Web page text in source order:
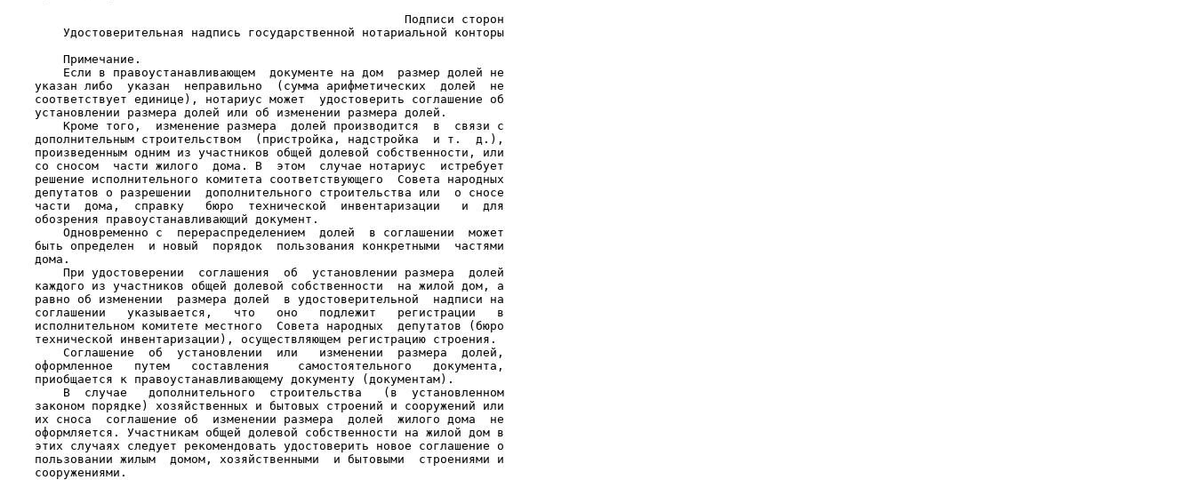
                                                        Подписи сторон
        Удостоверительная надпись государственной нотариальной конторы
        Примечание.
        Если в правоустанавливающем  документе на дом  размер долей не
    указан либо  указан  неправильно  (сумма арифметических  долей  не
    соответствует единице), нотариус может  удостоверить соглашение об
    установлении размера долей или об изменении размера долей.
        Кроме того,  изменение размера  долей производится  в  связи с
    дополнительным строительством  (пристройка, надстройка  и т.  д.),
    произведенным одним из участников общей долевой собственности, или
    со сносом  части жилого  дома. В  этом  случае нотариус  истребует
    решение исполнительного комитета соответствующего  Совета народных
    депутатов о разрешении  дополнительного строительства или  о сносе
    части  дома,  справку   бюро  технической  инвентаризации   и  для
    обозрения правоустанавливающий документ.
        Одновременно с  перераспределением  долей  в соглашении  может
    быть определен  и новый  порядок  пользования конкретными  частями
    дома.
        При удостоверении  соглашения  об  установлении размера  долей
    каждого из участников общей долевой собственности  на жилой дом, а
    равно об изменении  размера долей  в удостоверительной  надписи на
    соглашении   указывается,   что   оно   подлежит   регистрации   в
    исполнительном комитете местного  Совета народных  депутатов (бюро
    технической инвентаризации), осуществляющем регистрацию строения.
        Соглашение  об  установлении  или   изменении  размера  долей,
    оформленное   путем   составления    самостоятельного   документа,
    приобщается к правоустанавливающему документу (документам).
        В  случае   дополнительного  строительства   (в  установленном
    законом порядке) хозяйственных и бытовых строений и сооружений или
    их сноса  соглашение об  изменении размера  долей  жилого дома  не
    оформляется. Участникам общей долевой собственности на жилой дом в
    этих случаях следует рекомендовать удостоверить новое соглашение о
    пользовании жилым  домом, хозяйственными  и бытовыми  строениями и
    сооружениями.